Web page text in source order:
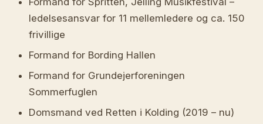
ledelsesansvar for 11 mellemledere og ca. 150
frivillige
Formand for Bording Hallen
Formand for Grundejerforeningen
Sommerfuglen
Domsmand ved Retten i Kolding (2019 – nu)